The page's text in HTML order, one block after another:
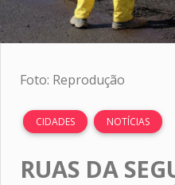
Foto: Reprodução
CIDADES NOTÍCIAS
RUAS DA